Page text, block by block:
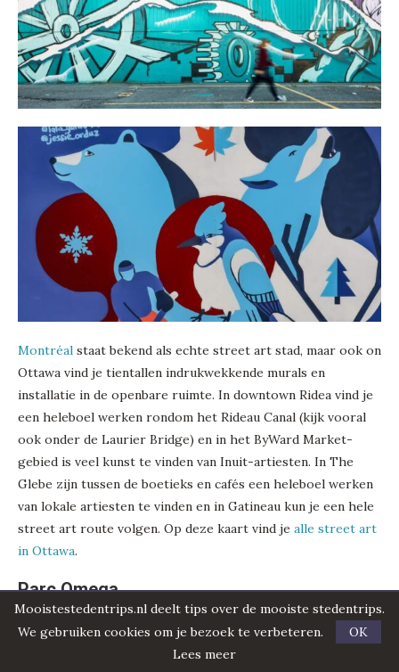
Montréal staat bekend als echte street art stad, maar ook on
Ottawa vind je tientallen indrukwekkende murals en
installatie in de openbare ruimte. In downtown Ridea vind je
een heleboel werken rondom het Rideau Canal (kijk vooral
ook onder de Laurier Bridge) en in het ByWard Market-
gebied is veel kunst te vinden van Inuit-artiesten. In The
Glebe zijn tussen de boetieks en cafés een heleboel werken
van lokale artiesten te vinden en in Gatineau kun je een hele
street art route volgen. Op deze kaart vind je alle street art
in Ottawa.
Parc Omega
Mooistestedentrips.nl deelt tips over de mooiste stedentrips.
We gebruiken cookies om je bezoek te verbeteren.
OK
Lees meer